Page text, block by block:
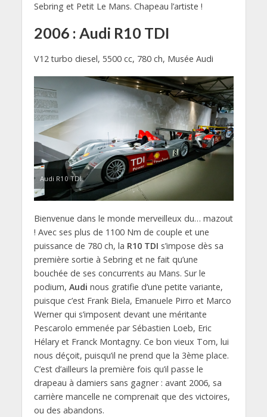
Sebring et Petit Le Mans. Chapeau l’artiste !
2006 : Audi R10 TDI
V12 turbo diesel, 5500 cc, 780 ch, Musée Audi
Audi R10 TDI
Bienvenue dans le monde merveilleux du… mazout
! Avec ses plus de 1100 Nm de couple et une
puissance de 780 ch, la R10 TDI s’impose dès sa
première sortie à Sebring et ne fait qu’une
bouchée de ses concurrents au Mans. Sur le
podium, Audi nous gratifie d’une petite variante,
puisque c’est Frank Biela, Emanuele Pirro et Marco
Werner qui s’imposent devant une méritante
Pescarolo emmenée par Sébastien Loeb, Eric
Hélary et Franck Montagny. Ce bon vieux Tom, lui
nous déçoit, puisqu’il ne prend que la 3ème place.
C’est d’ailleurs la première fois qu’il passe le
drapeau à damiers sans gagner : avant 2006, sa
carrière mancelle ne comprenait que des victoires,
ou des abandons.